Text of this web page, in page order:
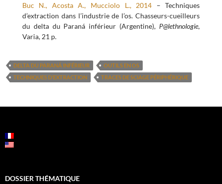
Buc N., Acosta A., Mucciolo L., 2014 – Techniques
d’extraction dans l’industrie de l’os. Chasseurs-cueilleurs
du delta du Paraná inférieur (Argentine), P@lethnologie,
Varia, 21 p.
DELTA DU PARANÁ INFÉRIEUR
OUTILS EN OS
TECHNIQUES D’EXTRACTION
TRACES DE SCIAGE PÉRIPHÉRIQUE
DOSSIER THÉMATIQUE